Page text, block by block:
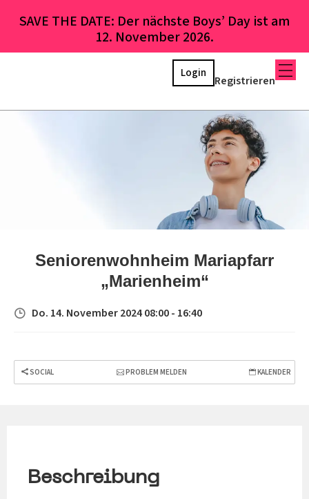
SAVE THE DATE: Der nächste Boys’ Day ist am
12. November 2026.
Registrieren
Login
Seniorenwohnheim Mariapfarr
„Marienheim“
Do. 14. November 2024 08:00 - 16:40
SOCIAL PROBLEM MELDEN KALENDER
Beschreibung